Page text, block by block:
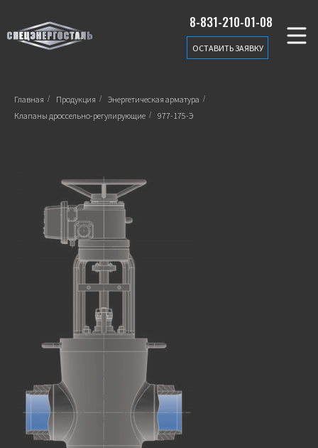
8-831-210-01-08
ОСТАВИТЬ ЗАЯВКУ
Главная / Продукция / Энергетическая арматура /
Клапаны дроссельно-регулирующие / 977-175-Э